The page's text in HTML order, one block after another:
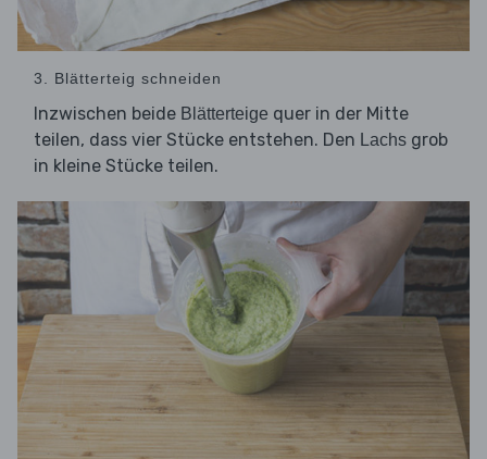
3. Blätterteig schneiden
Inzwischen beide Blätterteige quer in der Mitte
teilen, dass vier Stücke entstehen. Den Lachs grob
in kleine Stücke teilen.